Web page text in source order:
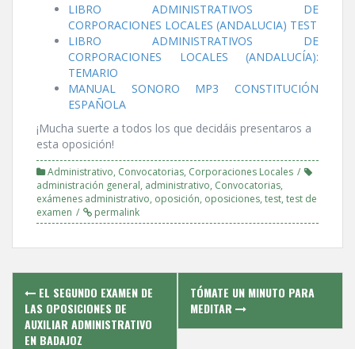
LIBRO ADMINISTRATIVOS DE
CORPORACIONES LOCALES (ANDALUCIA) TEST
LIBRO ADMINISTRATIVOS DE
CORPORACIONES LOCALES (ANDALUCÍA):
TEMARIO
MANUAL SONORO MP3 CONSTITUCIÓN
ESPAÑOLA
¡Mucha suerte a todos los que decidáis presentaros a
esta oposición!
Administrativo, Convocatorias, Corporaciones Locales
administración general, administrativo, Convocatorias,
exámenes administrativo, oposición, oposiciones, test, test de
examen
permalink
Post
navigation
EL SEGUNDO EXAMEN DE
LAS OPOSICIONES DE
AUXILIAR ADMINISTRATIVO
EN BADAJOZ
TÓMATE UN MINUTO PARA
MEDITAR